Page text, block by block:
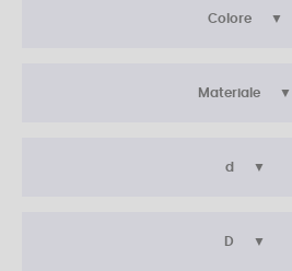
Colore
Materiale
d
D